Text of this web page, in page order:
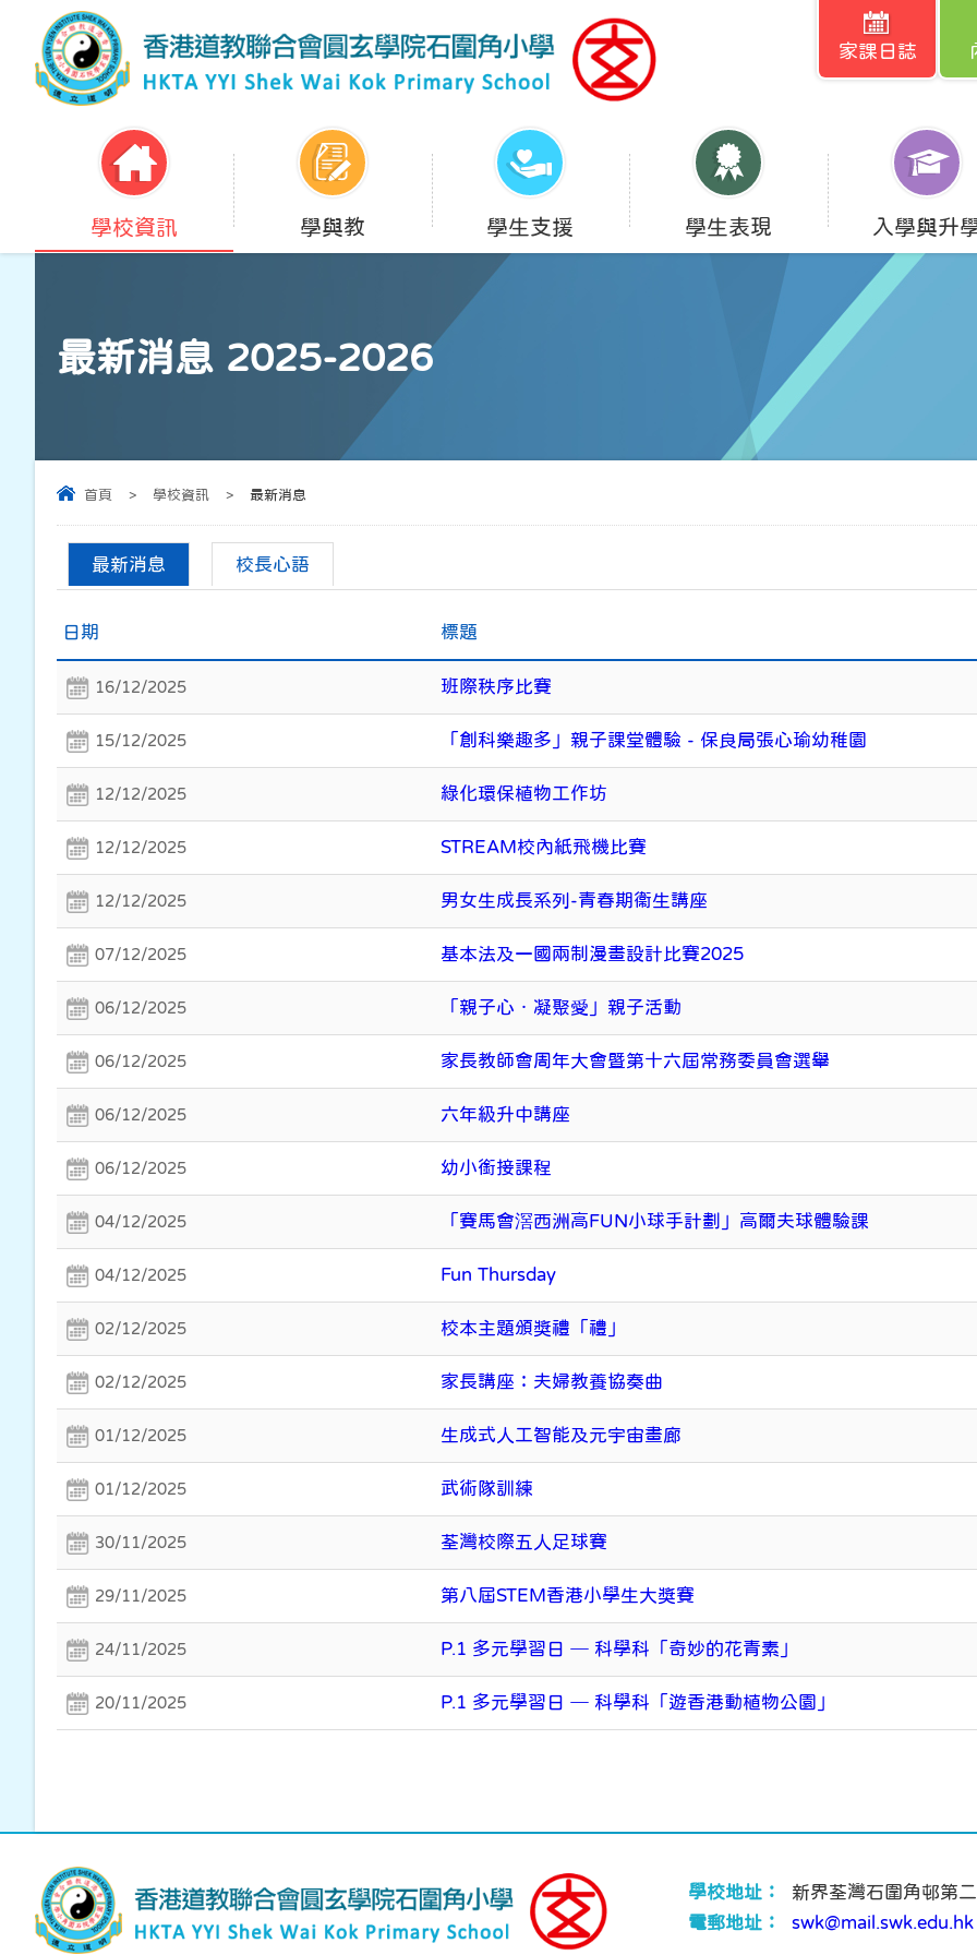
家課日誌
學校資訊 學與教 學生支援 學生表現 入學與升
最新消息 2025-2026
首頁 > 學校資訊 > 最新消息
最新消息 校長心語
日期 標題
16/12/2025 班際秩序比賽
15/12/2025 「創科樂趣多」親子課堂體驗 - 保良局張心瑜幼稚園
12/12/2025 綠化環保植物工作坊
12/12/2025 STREAM校內紙飛機比賽
12/12/2025 男女生成長系列-青春期衞生講座
07/12/2025 基本法及一國兩制漫畫設計比賽2025
06/12/2025 「親子心．凝聚愛」親子活動
06/12/2025 家長教師會周年大會暨第十六屆常務委員會選舉
06/12/2025 六年級升中講座
06/12/2025 幼小銜接課程
04/12/2025 「賽馬會滘西洲高FUN小球手計劃」高爾夫球體驗課
04/12/2025 Fun Thursday
02/12/2025 校本主題頒獎禮「禮」
02/12/2025 家長講座：夫婦教養協奏曲
01/12/2025 生成式人工智能及元宇宙畫廊
01/12/2025 武術隊訓練
30/11/2025 荃灣校際五人足球賽
29/11/2025 第八屆STEM香港小學生大獎賽
24/11/2025 P.1 多元學習日 ─ 科學科「奇妙的花青素」
20/11/2025 P.1 多元學習日 ─ 科學科「遊香港動植物公園」
學校地址： 新界荃灣石圍角邨第
電郵地址：
swk@mail.swk.edu.hk